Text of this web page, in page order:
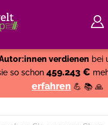
verdienen bei
so schon 459.243 €
erfahren 💪 📚 🙏